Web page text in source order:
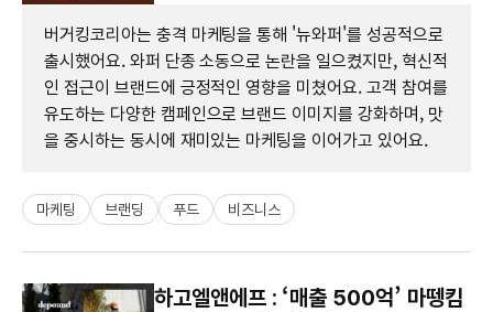
버거킹코리아는 충격 마케팅을 통해 '뉴와퍼'를 성공적으로
출시했어요. 와퍼 단종 소동으로 논란을 일으켰지만, 혁신적
인 접근이 브랜드에 긍정적인 영향을 미쳤어요. 고객 참여를
유도하는 다양한 캠페인으로 브랜드 이미지를 강화하며, 맛
을 중시하는 동시에 재미있는 마케팅을 이어가고 있어요.
마케팅 브랜딩 푸드 비즈니스
하고엘앤에프 : ‘매출 500억’ 마뗑킴